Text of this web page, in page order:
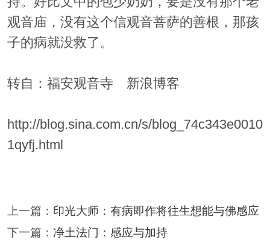
观音庙，没有这个信观音菩萨的善根，那孩
子的病就没救了。
转自：福安观音寺 新浪博客
http://blog.sina.com.cn/s/blog_74c343e0010
1qyfj.html
上一篇： 印光大师：有病即作将往生想能与佛感应
下一篇： 净土法门：感应与加持